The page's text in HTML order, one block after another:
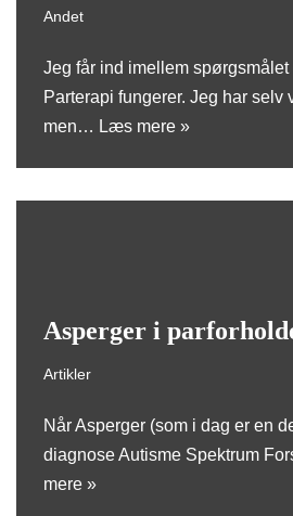
Andet
Jeg får ind imellem
Parterapi fungerer. Jeg har selv
men… Læs mere »
Asperger i
Artikler
Når Asperger (som i dag er en
diagnose Autisme Spektrum
mere »